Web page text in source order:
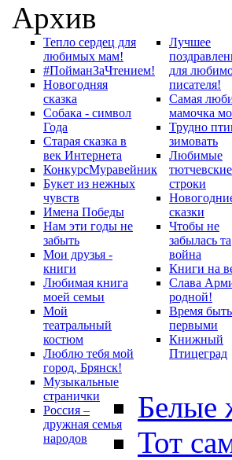
Архив
Тепло сердец для
любимых мам!
#ПойманЗаЧтением!
Новогодняя
сказка
Собака - символ
Года
Старая сказка в
век Интернета
КонкурсМуравейник
Букет из нежных
чувств
Имена Победы
Нам эти годы не
забыть
Мои друзья -
книги
Любимая книга
моей семьи
Мой
театральный
костюм
Люблю тебя мой
город, Брянск!
Музыкальные
странички
Россия –
дружная семья
народов
Лучшее
для
писателя!
Самая
мамочка
Трудно
зимовать
Любимые
тютчевские
строки
сказки
Чтобы не
забылась та
война
Книги на
Слава
родной!
Время быть
первыми
Книжный
Птицеград
Белые
Тот